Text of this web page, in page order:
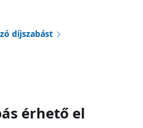
díjszabást
érhető el